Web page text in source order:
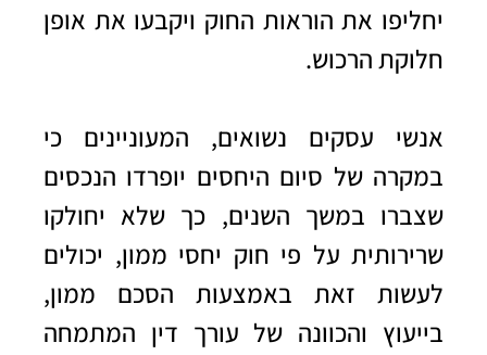
יחליפו את הוראות החוק ויקבעו את אופן
חלוקת הרכוש.
אנשי עסקים נשואים, המעוניינים כי
במקרה של סיום היחסים יופרדו הנכסים
שצברו במשך השנים, כך שלא יחולקו
שרירותית על פי חוק יחסי ממון, יכולים
לעשות זאת באמצעות הסכם ממון,
בייעוץ והכוונה של עורך דין המתמחה